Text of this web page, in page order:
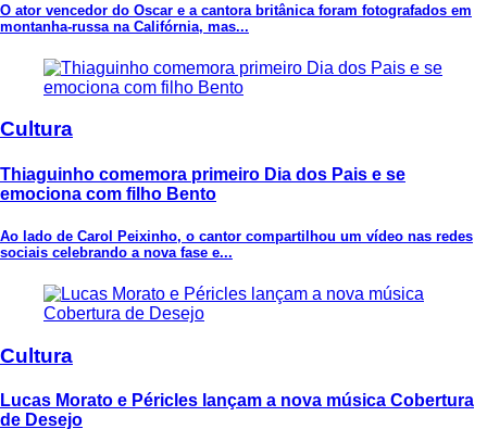
O ator vencedor do Oscar e a cantora britânica foram fotografados em
montanha-russa na Califórnia, mas...
Cultura
Thiaguinho comemora primeiro Dia dos Pais e se
emociona com filho Bento
Ao lado de Carol Peixinho, o cantor compartilhou um vídeo nas redes
sociais celebrando a nova fase e...
Cultura
Lucas Morato e Péricles lançam a nova música Cobertura
de Desejo